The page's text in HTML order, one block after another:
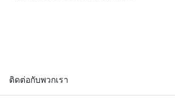
ติดต่อกับพวกเรา